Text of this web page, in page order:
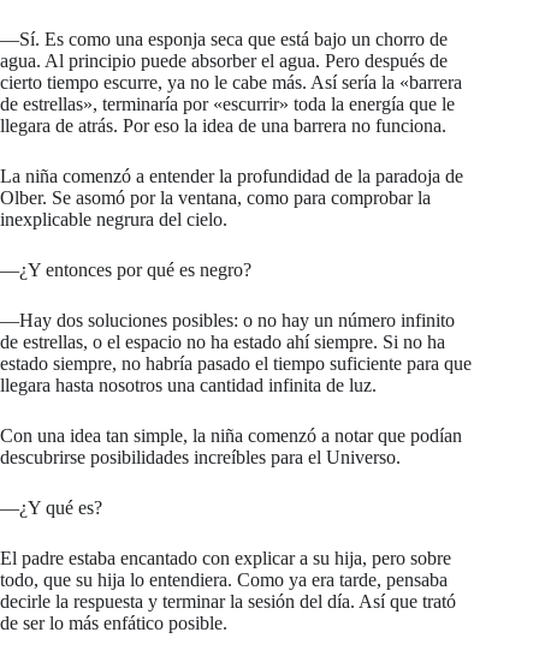
—Sí. Es como una esponja seca que está bajo un chorro de
agua. Al principio puede absorber el agua. Pero después de
cierto tiempo escurre, ya no le cabe más. Así sería la «barrera
de estrellas», terminaría por «escurrir» toda la energía que le
llegara de atrás. Por eso la idea de una barrera no funciona.
La niña comenzó a entender la profundidad de la paradoja de
Olber. Se asomó por la ventana, como para comprobar la
inexplicable negrura del cielo.
—¿Y entonces por qué es negro?
—Hay dos soluciones posibles: o no hay un número infinito
de estrellas, o el espacio no ha estado ahí siempre. Si no ha
estado siempre, no habría pasado el tiempo suficiente para que
llegara hasta nosotros una cantidad infinita de luz.
Con una idea tan simple, la niña comenzó a notar que podían
descubrirse posibilidades increíbles para el Universo.
—¿Y qué es?
El padre estaba encantado con explicar a su hija, pero sobre
todo, que su hija lo entendiera. Como ya era tarde, pensaba
decirle la respuesta y terminar la sesión del día. Así que trató
de ser lo más enfático posible.